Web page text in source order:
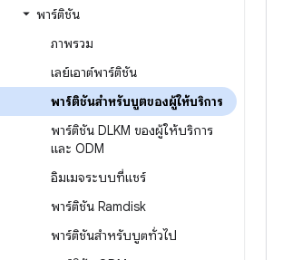
พาร์ติชัน
ภาพรวม
เลย์เอาต์พาร์ติชัน
พาร์ติชันสำหรับบูตของผู้ให้บริการ
พาร์ติชัน DLKM ของผู้ให้บริการ
และ ODM
อิมเมจระบบที่แชร์
พาร์ติชัน Ramdisk
พาร์ติชันสำหรับบูตทั่วไป